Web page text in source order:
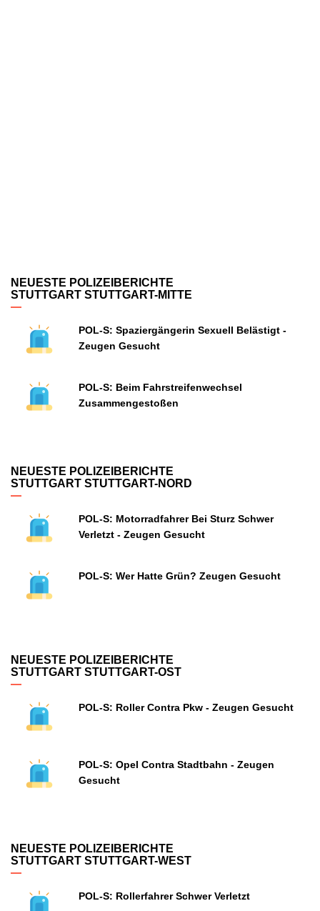
NEUESTE POLIZEIBERICHTE
STUTTGART STUTTGART-MITTE
POL-S: Spaziergängerin Sexuell Belästigt -
Zeugen Gesucht
POL-S: Beim Fahrstreifenwechsel
Zusammengestoßen
NEUESTE POLIZEIBERICHTE
STUTTGART STUTTGART-NORD
POL-S: Motorradfahrer Bei Sturz Schwer
Verletzt - Zeugen Gesucht
POL-S: Wer Hatte Grün? Zeugen Gesucht
NEUESTE POLIZEIBERICHTE
STUTTGART STUTTGART-OST
POL-S: Roller Contra Pkw - Zeugen Gesucht
POL-S: Opel Contra Stadtbahn - Zeugen
Gesucht
NEUESTE POLIZEIBERICHTE
STUTTGART STUTTGART-WEST
POL-S: Rollerfahrer Schwer Verletzt